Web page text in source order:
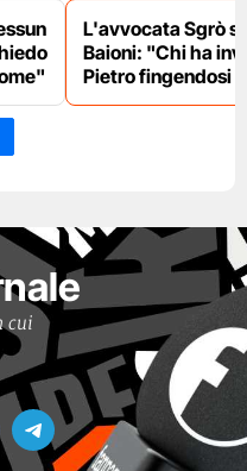
L'avvocata Sgrò
Baioni: "Chi ha
Pietro fingendosi
cui